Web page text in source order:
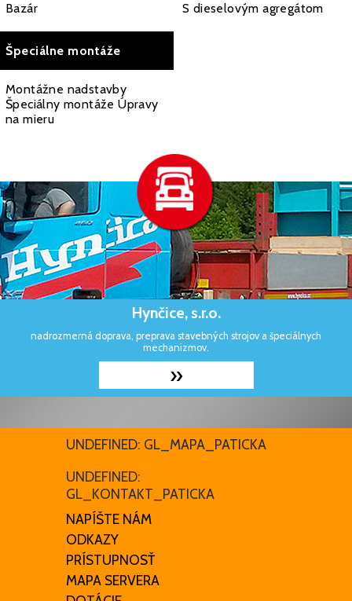
Bazár
S dieselovým agregátom
Špeciálne montáže
Montážne nadstavby
Špeciálny montáže Úpravy
na mieru
Hynčice, s.r.o.
nadrozmerná doprava, preprava stavebných strojov a špeciálnych
mechanizmov.
»
UNDEFINED: GL_MAPA_PATICKA
UNDEFINED:
GL_KONTAKT_PATICKA
NAPÍŠTE NÁM
ODKAZY
PRÍSTUPNOSŤ
MAPA SERVERA